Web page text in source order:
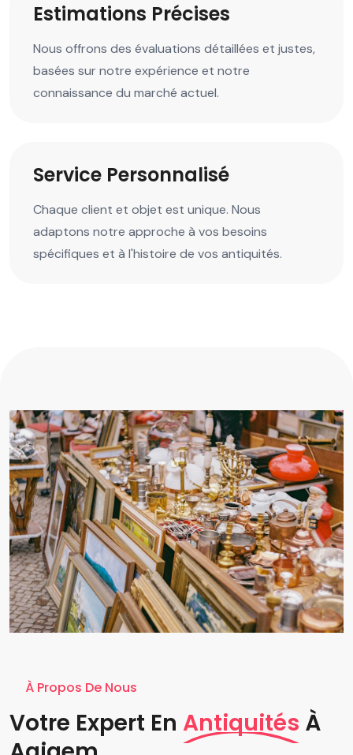
Estimations Précises
Nous offrons des évaluations détaillées et justes,
basées sur notre expérience et notre
connaissance du marché actuel.
Service Personnalisé
Chaque client et objet est unique. Nous
adaptons notre approche à vos besoins
spécifiques et à l'histoire de vos antiquités.
À Propos De Nous
Votre Expert En Antiquités À